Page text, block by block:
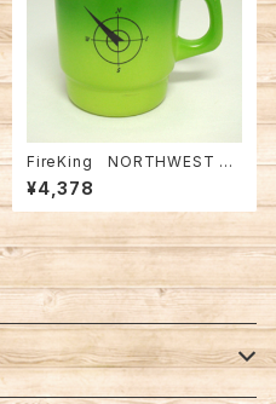
FireKing NORTHWEST GR
EEN スタッキングマグ（FK-1145
5）
¥4,378